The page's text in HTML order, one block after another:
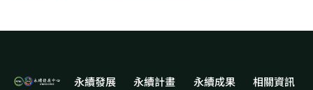
永續發展
永續計畫
永續成果
相關資訊